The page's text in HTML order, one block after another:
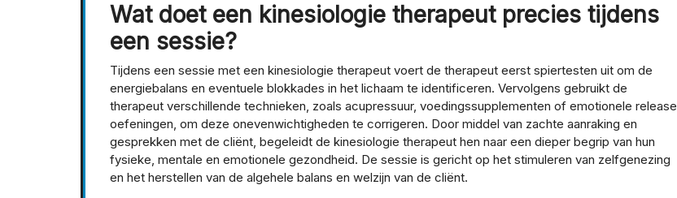
Wat doet een kinesiologie therapeut precies tijdens
een sessie?
Tijdens een sessie met een kinesiologie therapeut voert de therapeut eerst spiertesten uit om de
energiebalans en eventuele blokkades in het lichaam te identificeren. Vervolgens gebruikt de
therapeut verschillende technieken, zoals acupressuur, voedingssupplementen of emotionele release
oefeningen, om deze onevenwichtigheden te corrigeren. Door middel van zachte aanraking en
gesprekken met de cliënt, begeleidt de kinesiologie therapeut hen naar een dieper begrip van hun
fysieke, mentale en emotionele gezondheid. De sessie is gericht op het stimuleren van zelfgenezing
en het herstellen van de algehele balans en welzijn van de cliënt.